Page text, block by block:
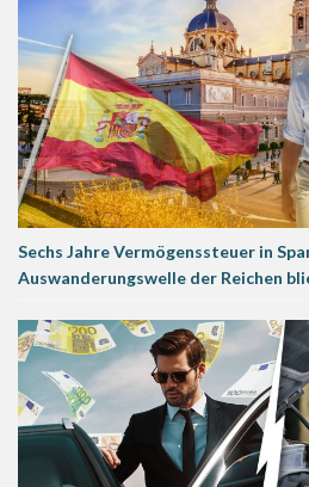
Sechs Jahre Vermögenssteuer in
Auswanderungswelle der Reichen